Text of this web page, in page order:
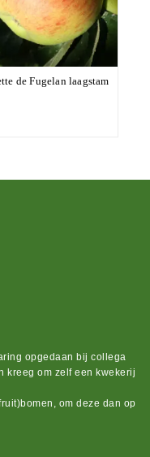
de Fugelan laagstam
opgedaan bij collega
kreeg om zelf een kwekerij
om deze dan op